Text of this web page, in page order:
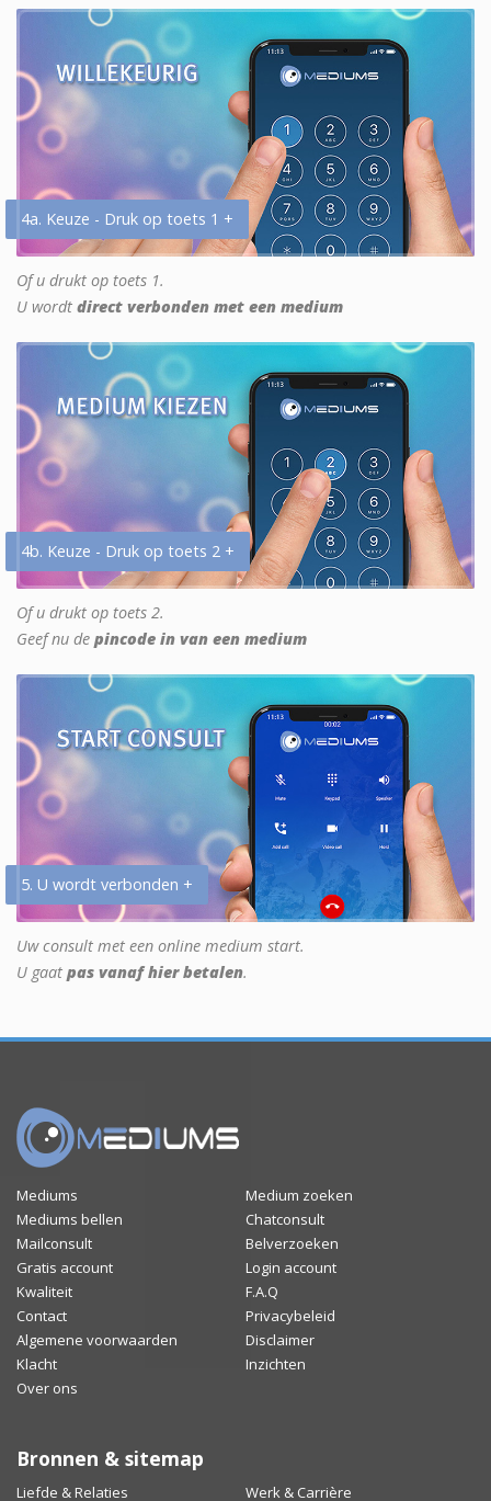
4a. Keuze - Druk op toets 1 +
Of u drukt op toets 1.
U wordt direct verbonden met een medium
4b. Keuze - Druk op toets 2 +
Of u drukt op toets 2.
Geef nu de pincode in van een medium
5. U wordt verbonden +
Uw consult met een online medium start.
U gaat pas vanaf hier betalen.
Mediums
Medium zoeken
Mediums bellen
Chatconsult
Mailconsult
Belverzoeken
Gratis account
Login account
Kwaliteit
F.A.Q
Contact
Privacybeleid
Algemene voorwaarden
Disclaimer
Klacht
Inzichten
Over ons
Bronnen & sitemap
Liefde & Relaties Werk & Carrière